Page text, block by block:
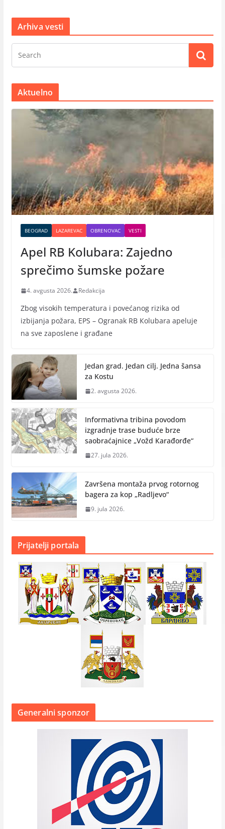
Arhiva vesti
Aktuelno
BEOGRAD LAZAREVAC OBRENOVAC VESTI
Apel RB Kolubara: Zajedno
sprečimo šumske požare
4. avgusta 2026. Redakcija
Zbog visokih temperatura i povećanog rizika od
izbijanja požara, EPS – Ogranak RB Кolubara apeluje
na sve zaposlene i građane
Jedan grad. Jedan cilj. Jedna šansa
za Kostu
2. avgusta 2026.
Informativna tribina povodom
izgradnje trase buduće brze
saobraćajnice „Vožd Кarađorđe“
27. jula 2026.
Završena montaža prvog rotornog
bagera za kop „Radlјevo“
9. jula 2026.
Prijatelji portala
Generalni sponzor